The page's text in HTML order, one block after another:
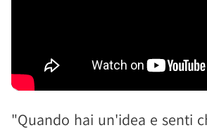
"Quando hai un'idea e senti